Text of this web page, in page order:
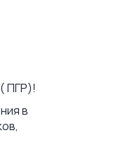
ПГР)!
в